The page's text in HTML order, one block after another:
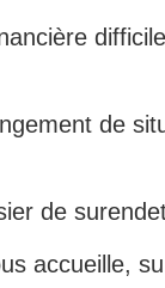
de
de
accueille,